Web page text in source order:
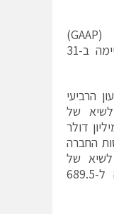
עיקרי התוצאות הפיננסיות (GAAP)
לרבעון הרביעי ולשנה שהסתיימה ב-31
הרביעי
של 2011 גדלו ב-14.8% לשיא של
מיליון דולר מ-186.1 מיליון דולר
2010. הכנסות החברה
בשנת 2011 עלו ב-15.1% לשיא של
793.8 מיליון דולר בהשוואה ל-689.5